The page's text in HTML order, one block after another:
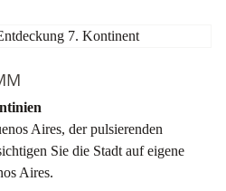
Aires, der pulsierenden
Sie die Stadt auf eigene
Aires.